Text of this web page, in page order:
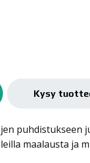
Kysy
puhdistukseen
maalausta ja